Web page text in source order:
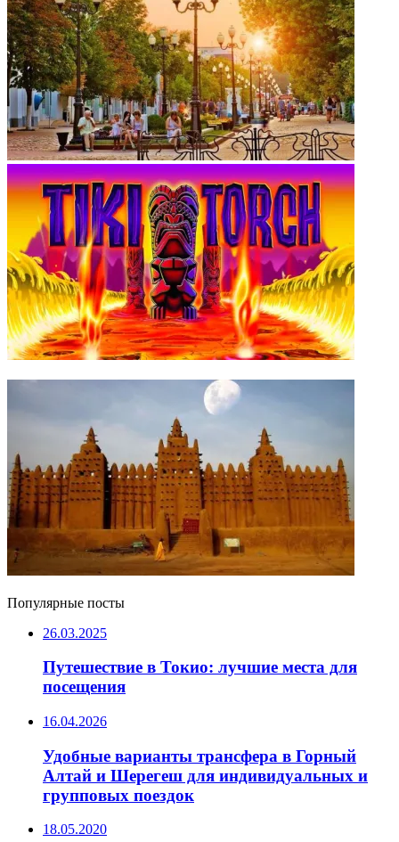
Популярные посты
26.03.2025
Путешествие в Токио: лучшие места для
посещения
16.04.2026
Удобные варианты трансфера в Горный
Алтай и Шерегеш для индивидуальных и
групповых поездок
18.05.2020